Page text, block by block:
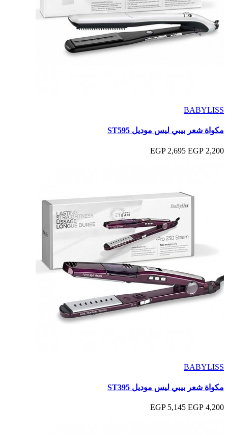
BABYLISS
مكواة شعر بيبي ليس موديل ST595
2,200 EGP
2,695 EGP
BABYLISS
مكواة شعر بيبي ليس موديل ST395
4,200 EGP
5,145 EGP